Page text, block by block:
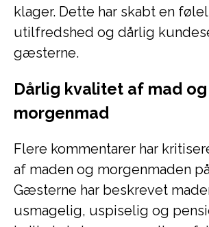
klager. Dette har skabt en
utilfredshed og dårlig
gæsterne.
Dårlig kvalitet af mad og
morgenmad
Flere kommentarer har
af maden og morgenmaden
Gæsterne har beskrevet
usmagelig, uspiselig og